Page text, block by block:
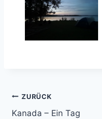
ZURÜCK
Kanada – Ein Tag